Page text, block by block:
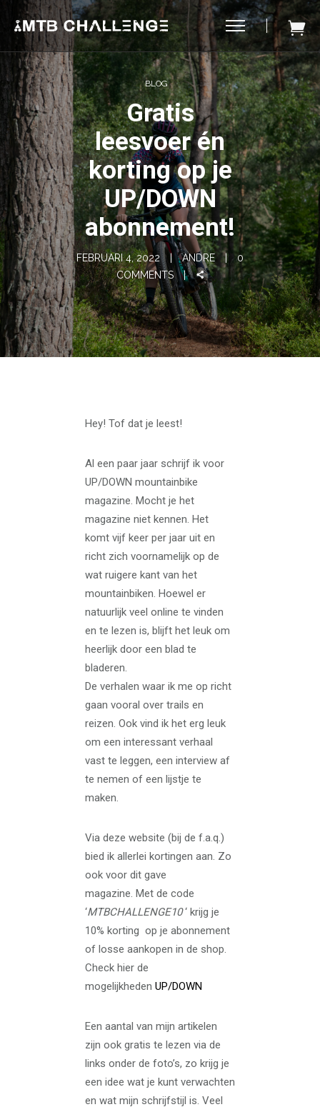
BLOG
Gratis
leesvoer én
korting op je
UP/DOWN
abonnement!
FEBRUARI 4, 2022 ANDRE
0
COMMENTS
Hey! Tof dat je leest!
Al een paar jaar schrijf ik voor
UP/DOWN mountainbike
magazine. Mocht je het
magazine niet kennen. Het
komt vijf keer per jaar uit en
richt zich voornamelijk op de
wat ruigere kant van het
mountainbiken. Hoewel er
natuurlijk veel online te vinden
en te lezen is, blijft het leuk om
heerlijk door een blad te
bladeren.
De verhalen waar ik me op richt
gaan vooral over trails en
reizen. Ook vind ik het erg leuk
om een interessant verhaal
vast te leggen, een interview af
te nemen of een lijstje te
maken.
Via deze website (bij de f.a.q.)
bied ik allerlei kortingen aan. Zo
ook voor dit gave
magazine. Met de code
‘MTBCHALLENGE10‘ krijg je
10% korting op je abonnement
of losse aankopen in de shop.
Check hier de
mogelijkheden UP/DOWN
Een aantal van mijn artikelen
zijn ook gratis te lezen via de
links onder de foto’s, zo krijg je
een idee wat je kunt verwachten
en wat mijn schrijfstijl is. Veel